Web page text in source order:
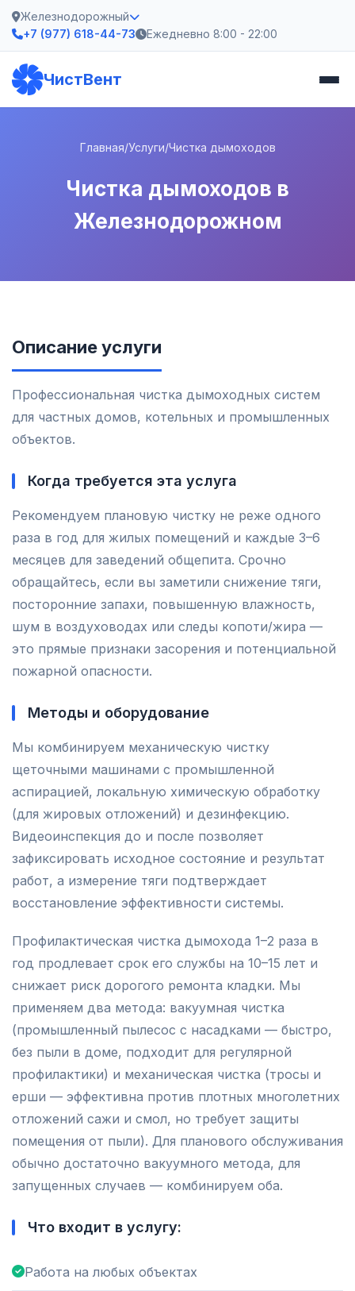
Железнодорожный
+7 (977) 618-44-73
Ежедневно 8:00 - 22:00
ЧистВент
Главная/Услуги/Чистка дымоходов
Чистка дымоходов в
Железнодорожном
Описание услуги
Профессиональная чистка дымоходных систем
для частных домов, котельных и промышленных
объектов.
Когда требуется эта услуга
Рекомендуем плановую чистку не реже одного
раза в год для жилых помещений и каждые 3–6
месяцев для заведений общепита. Срочно
обращайтесь, если вы заметили снижение тяги,
посторонние запахи, повышенную влажность,
шум в воздуховодах или следы копоти/жира —
это прямые признаки засорения и потенциальной
пожарной опасности.
Методы и оборудование
Мы комбинируем механическую чистку
щеточными машинами с промышленной
аспирацией, локальную химическую обработку
(для жировых отложений) и дезинфекцию.
Видеоинспекция до и после позволяет
зафиксировать исходное состояние и результат
работ, а измерение тяги подтверждает
восстановление эффективности системы.
Профилактическая чистка дымохода 1–2 раза в
год продлевает срок его службы на 10–15 лет и
снижает риск дорогого ремонта кладки. Мы
применяем два метода: вакуумная чистка
(промышленный пылесос с насадками — быстро,
без пыли в доме, подходит для регулярной
профилактики) и механическая чистка (тросы и
ерши — эффективна против плотных многолетних
отложений сажи и смол, но требует защиты
помещения от пыли). Для планового обслуживания
обычно достаточно вакуумного метода, для
запущенных случаев — комбинируем оба.
Что входит в услугу:
Работа на любых объектах